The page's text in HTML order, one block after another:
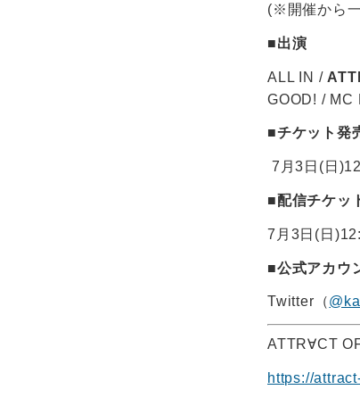
(※開催から
■出演
ALL IN /
GOOD! / MC
■チケット発
7月3日(日
■配信チケッ
7月3日(日
■公式アカウ
Twitter（
ATTR∀CT
https://